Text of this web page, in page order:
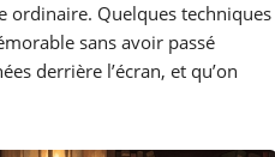
ordinaire. Quelques techniques
sans avoir passé
derrière l’écran, et qu’on